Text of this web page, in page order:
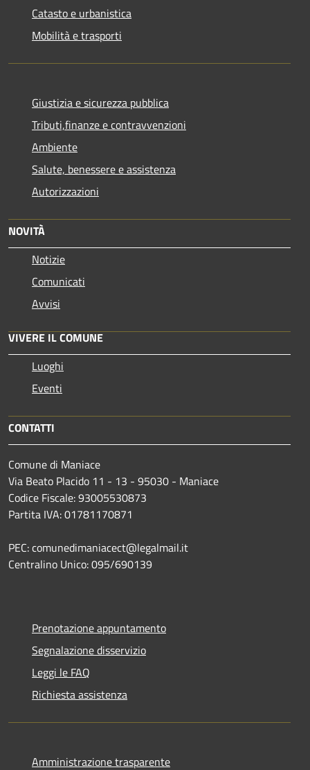
Catasto e urbanistica
Mobilità e trasporti
Giustizia e sicurezza pubblica
Tributi,finanze e contravvenzioni
Ambiente
Salute, benessere e assistenza
Autorizzazioni
NOVITÀ
Notizie
Comunicati
Avvisi
VIVERE IL COMUNE
Luoghi
Eventi
CONTATTI
Comune di Maniace
Via Beato Placido 11 - 13 - 95030 - Maniace
Codice Fiscale: 93005530873
Partita IVA: 01781170871
PEC: comunedimaniacect@legalmail.it
Centralino Unico: 095/690139
Prenotazione appuntamento
Segnalazione disservizio
Leggi le FAQ
Richiesta assistenza
Amministrazione trasparente